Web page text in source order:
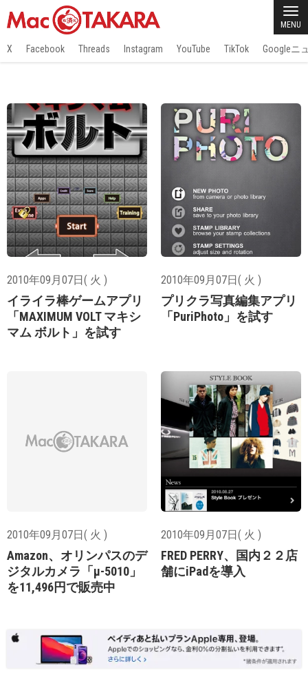
MENU
X Facebook Threads Instagram YouTube TikTok Googleニ
2010年09月07日( 火 )
イライラ棒ゲームアプリ
「MAXIMUM VOLT マキシ
マム ボルト」を試す
2010年09月07日( 火 )
プリクラ写真編集アプリ
「PuriPhoto」を試す
2010年09月07日( 火 )
Amazon、オリンパスのデ
ジタルカメラ「μ-5010」
を11,496円で販売中
2010年09月07日( 火 )
FRED PERRY、国内２２店
舗にiPadを導入